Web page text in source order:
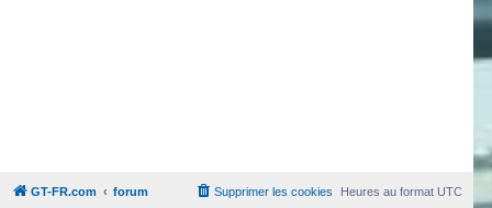
GT-FR.com forum Heures au formatUTC
Supprimer les cookies